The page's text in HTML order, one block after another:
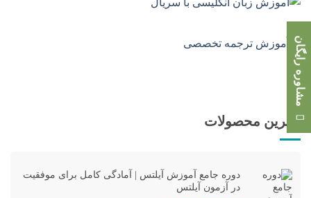
بهترین محصولات
دوره جامع آموزش آیلتس | آمادگی کامل برای موفقیت
در آزمون آیلتس
مشاوره رایگان